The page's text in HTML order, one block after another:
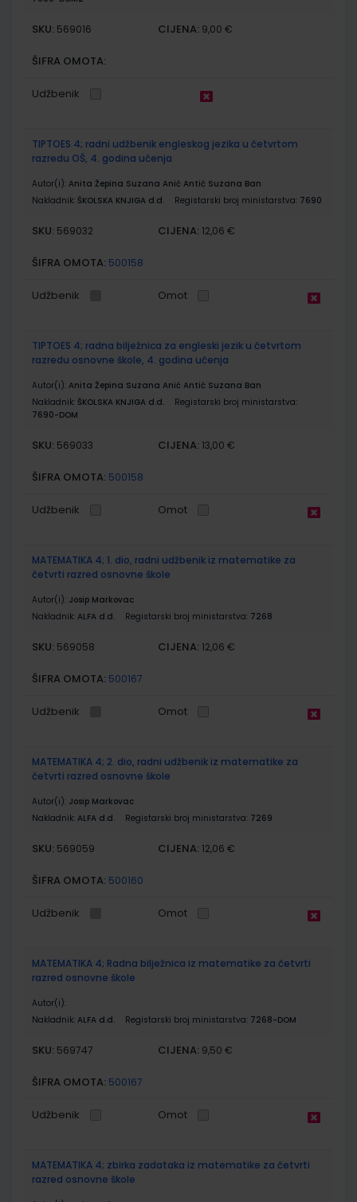
SKU: 569016 CIJENA: 9,00 €
ŠIFRA OMOTA:
Udžbenik
TIPTOES 4; radni udžbenik engleskog jezika u četvrtom
razredu OŠ, 4. godina učenja
Autor(i): Anita Žepina Suzana Anić Antić Suzana Ban
Nakladnik: ŠKOLSKA KNJIGA d.d. Registarski broj ministarstva: 7690
SKU: 569032 CIJENA: 12,06 €
ŠIFRA OMOTA: 500158
Udžbenik Omot
TIPTOES 4; radna bilježnica za engleski jezik u četvrtom
razredu osnovne škole, 4. godina učenja
Autor(i): Anita Žepina Suzana Anić Antić Suzana Ban
Nakladnik: ŠKOLSKA KNJIGA d.d.
Registarski broj ministarstva:
7690-DOM
SKU: 569033 CIJENA: 13,00 €
ŠIFRA OMOTA: 500158
Udžbenik Omot
MATEMATIKA 4; 1. dio, radni udžbenik iz matematike za
četvrti razred osnovne škole
Autor(i): Josip Markovac
Nakladnik: ALFA d.d. Registarski broj ministarstva: 7268
SKU: 569058 CIJENA: 12,06 €
ŠIFRA OMOTA: 500167
Udžbenik Omot
MATEMATIKA 4; 2. dio, radni udžbenik iz matematike za
četvrti razred osnovne škole
Autor(i): Josip Markovac
Nakladnik: ALFA d.d. Registarski broj ministarstva: 7269
SKU: 569059 CIJENA: 12,06 €
ŠIFRA OMOTA: 500160
Udžbenik Omot
MATEMATIKA 4; Radna bilježnica iz matematike za četvrti
razred osnovne škole
Autor(i):
Nakladnik: ALFA d.d. Registarski broj ministarstva: 7268-DOM
SKU: 569747 CIJENA: 9,50 €
ŠIFRA OMOTA: 500167
Udžbenik Omot
MATEMATIKA 4; zbirka zadataka iz matematike za četvrti
razred osnovne škole